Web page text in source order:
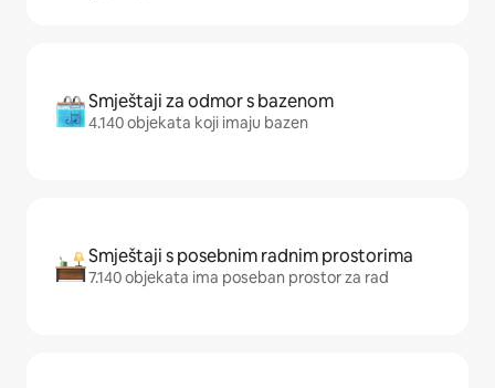
Smještaji za odmor s bazenom
4.140 objekata koji imaju bazen
Smještaji s posebnim radnim prostorima
7.140 objekata ima poseban prostor za rad